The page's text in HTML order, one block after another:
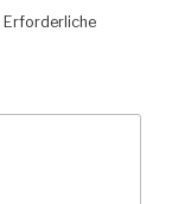
Erforderliche